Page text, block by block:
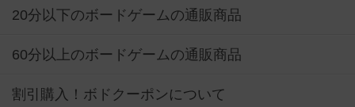
20分以下のボードゲームの通販商品
60分以上のボードゲームの通販商品
割引購入！ボドクーポンについて